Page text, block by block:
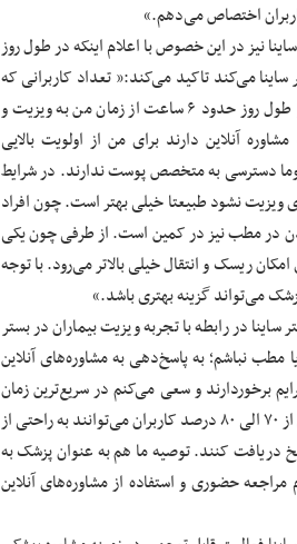
نیز در این خصوص با اعلام اینکه در طول روز
ساینا می‌کند تاکید می‌کند:« تعداد کاربرانی که
مشاوره آنلاین دریافت می‌کنند هر روز در حال افزایش است و در طول روز حدود ۶ ساعت از زمان من به ویزیت و
آنلاین دارند برای من از اولویت بالایی
دسترسی به متخصص پوست ندارند. در شرایط
ویزیت نشود طبیعتا خیلی بهتر است. چون افراد
شدن در مطب نیز در کمین است. از طرفی چون یکی
ریسک و انتقال خیلی بالاتر می‌رود. با توجه
می‌تواند گزینه بهتری باشد.»
در رابطه با تجربه ویزیت بیماران در بستر
نباشم؛ به پاسخ‌دهی به مشاوره‌های آنلاین
برخوردارند و سعی می‌کنم در سریع‌ترین زمان
ممکن پاسخ بیماران را بدهم تا زودتر به نتیجه برسند. این روزها بیش از ۷۰ الی ۸۰ درصد کاربران می‌توانند به راحتی از
دریافت کنند. توصیه ما هم به عنوان پزشک به
حضوری و استفاده از مشاوره‌های آنلاین